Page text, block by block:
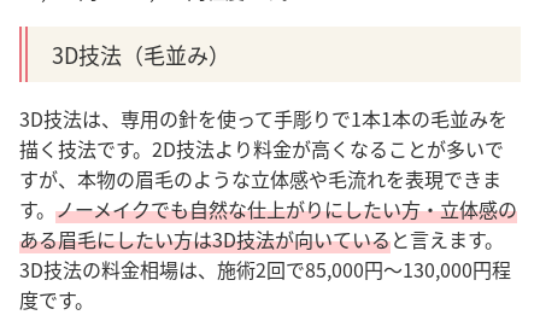
3D技法（毛並み）
3D技法は、専用の針を使って手彫りで1本1本の毛並みを
描く技法です。2D技法より料金が高くなることが多いで
すが、本物の眉毛のような立体感や毛流れを表現できま
す。 ノーメイクでも自然な仕上がりにしたい方・立体感の
ある眉毛にしたい方は3D技法が向いていると言えます。
3D技法の料金相場は、施術2回で85,000円〜130,000円程
度です。